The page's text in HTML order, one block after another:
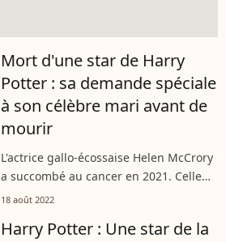
Mort d'une star de Harry
Potter : sa demande spéciale
à son célèbre mari avant de
mourir
L'actrice gallo-écossaise Helen McCrory
a succombé au cancer en 2021. Celle
qui a brillé dans la peau de la mère de
l'épouse du comédien Damian...
18 août 2022
Harry Potter : Une star de la